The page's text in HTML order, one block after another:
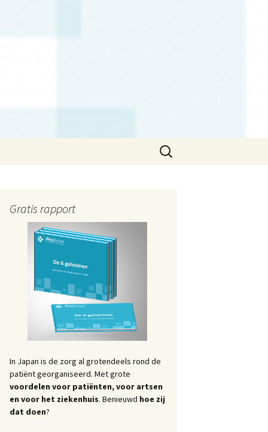
Zoeken
naar:
Gratis rapport
In Japan is de zorg al grotendeels rond de
patiënt georganiseerd. Met grote
voordelen voor patiënten, voor artsen
en voor het ziekenhuis. Benieuwd hoe zij
dat doen?